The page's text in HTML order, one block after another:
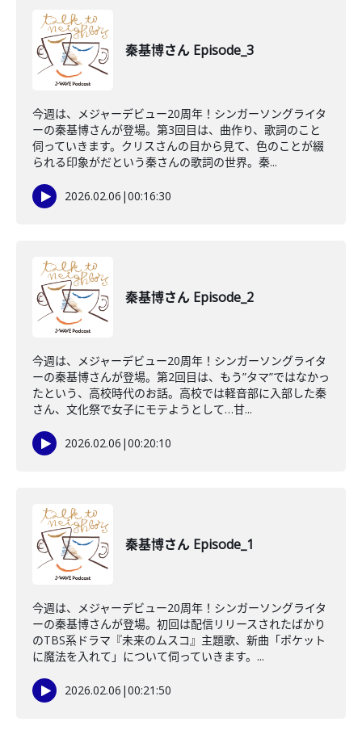
秦基博さん Episode_3
今週は、メジャーデビュー20周年！シンガーソングライタ
ーの秦基博さんが登場。第3回目は、曲作り、歌詞のこと
伺っていきます。クリスさんの目から見て、色のことが綴
られる印象がだという秦さんの歌詞の世界。秦...
2026.02.06 |00:16:30
秦基博さん Episode_2
今週は、メジャーデビュー20周年！シンガーソングライタ
ーの秦基博さんが登場。第2回目は、もう”タマ”ではなかっ
たという、高校時代のお話。高校では軽音部に入部した秦
さん、文化祭で女子にモテようとして…甘...
2026.02.06 |00:20:10
秦基博さん Episode_1
今週は、メジャーデビュー20周年！シンガーソングライタ
ーの秦基博さんが登場。初回は配信リリースされたばかり
のTBS系ドラマ『未来のムスコ』主題歌、新曲「ポケット
に魔法を入れて」について伺っていきます。...
2026.02.06 |00:21:50